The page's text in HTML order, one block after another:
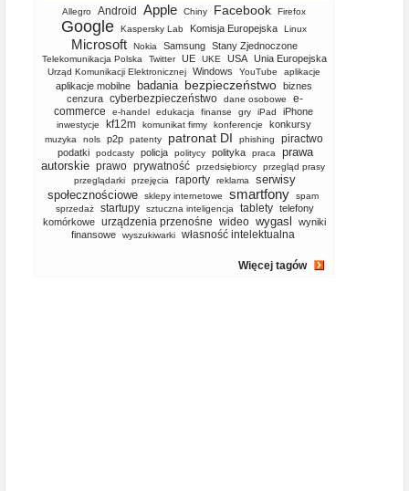
Allegro Android Apple Chiny Facebook Firefox
Google Kaspersky Lab Komisja Europejska Linux
Microsoft Nokia Samsung Stany Zjednoczone
Telekomunikacja Polska Twitter UE UKE USA Unia Europejska
Urząd Komunikacji Elektronicznej Windows YouTube aplikacje
aplikacje mobilne badania bezpieczeństwo biznes
cenzura cyberbezpieczeństwo dane osobowe
e-
commerce
e-handel edukacja finanse gry iPad iPhone
inwestycje kf12m komunikat firmy konferencje konkursy
muzyka nols p2p patenty patronat DI phishing piractwo
podatki podcasty policja politycy polityka praca
prawa
autorskie prawo prywatność przedsiębiorcy
przegląd prasy
przeglądarki
przejęcia raporty reklama
serwisy
społecznościowe
sklepy internetowe smartfony
spam
sprzedaż
startupy sztuczna inteligencja tablety telefony
komórkowe
urządzenia przenośne wideo wygasl
wyniki
finansowe
wyszukiwarki własność intelektualna
Więcej tagów